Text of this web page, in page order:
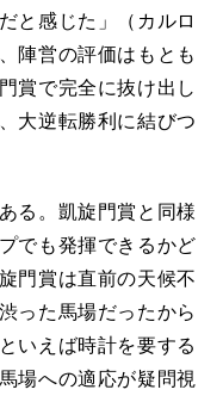
と感じた」（カルロ
陣営の評価はもとも
賞で完全に抜け出し
大逆転勝利に結びつ
る。凱旋門賞と同様
でも発揮できるかど
門賞は直前の天候不
った馬場だったから
いえば時計を要する
場への適応が疑問視